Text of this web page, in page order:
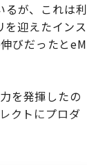
るが、これは利
迎えたインス
びだったとeM
を発揮したの
クトにプロダ